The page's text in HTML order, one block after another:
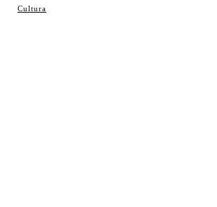
Cultura